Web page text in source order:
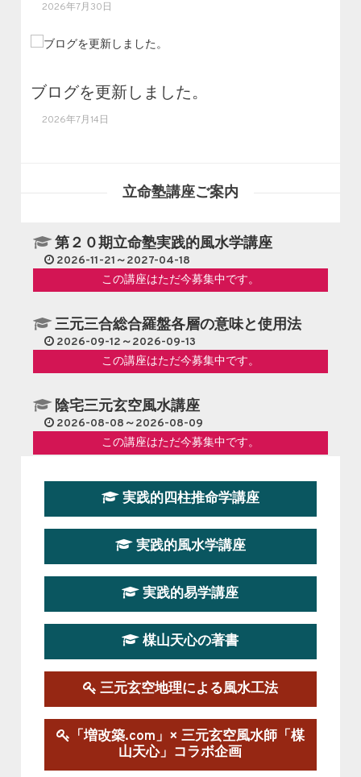
2026年7月30日
ブログを更新しました。
2026年7月14日
立命塾講座ご案内
第２０期立命塾実践的風水学講座
2026-11-21～2027-04-18
この講座はただ今募集中です。
三元三合総合羅盤各層の意味と使用法
2026-09-12～2026-09-13
この講座はただ今募集中です。
陰宅三元玄空風水講座
2026-08-08～2026-08-09
この講座はただ今募集中です。
第１９期立命塾『実践的易学講座』
2026-08-22～2026-10-25
第19期立命塾実践的四柱推命学講座
2026-03-20～2026-07-19
第１９期立命塾実践的風水学講座
この講座の募集は終了しました。
陰宅三元玄空風水講座
2025-06-07～2025-06-08
この講座の募集は終了しました。
実践的四柱推命学講座
実践的風水学講座
実践的易学講座
楳山天心の著書
三元玄空地理による風水工法
「増改築.com」× 三元玄空風水師「楳
山天心」コラボ企画